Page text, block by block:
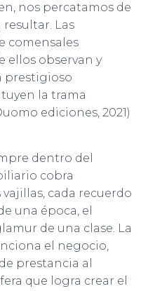
C
nos percatamos de
Las
comensales
ellos observan y
prestigioso
la trama
ediciones, 2021)
dentro del
cobra
vajillas, cada recuerdo
una época, el
de una clase. La
el negocio,
prestancia al
que logra crear el